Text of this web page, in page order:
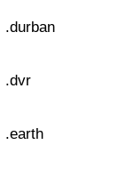
.durban
.dvr
.earth